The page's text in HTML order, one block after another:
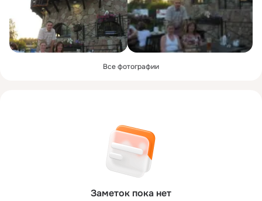
Все фотографии
Заметок пока нет